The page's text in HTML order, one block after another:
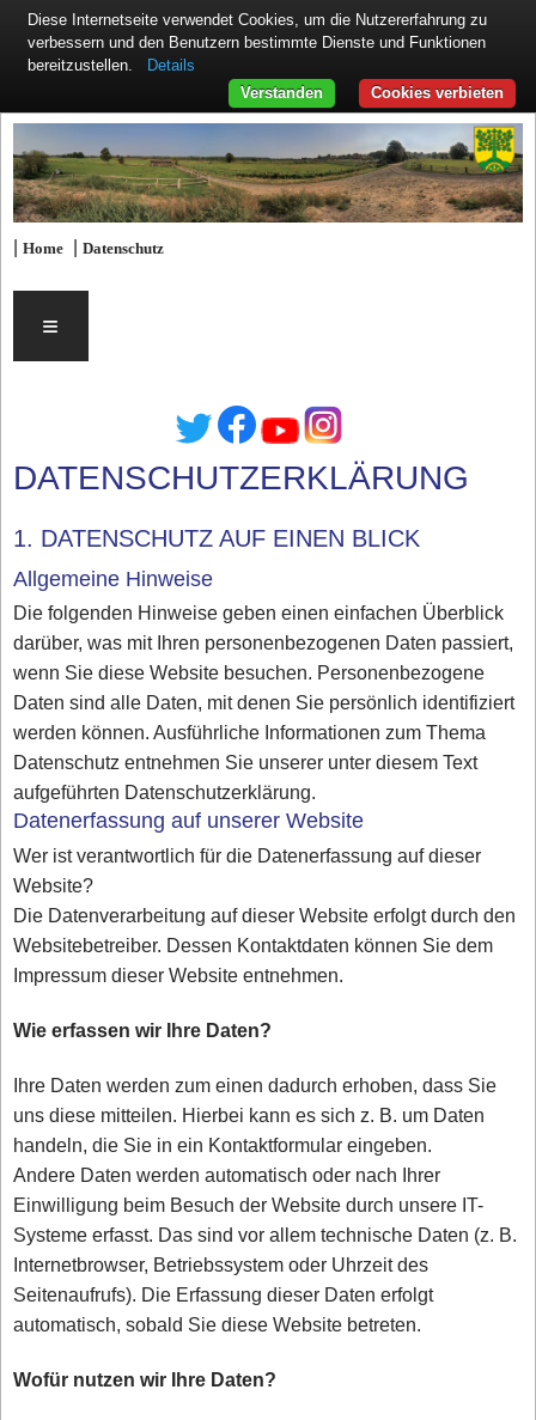
|Home |Datenschutz
≡
DATENSCHUTZERKLÄRUNG
1. DATENSCHUTZ AUF EINEN BLICK
Allgemeine Hinweise
Die folgenden Hinweise geben einen einfachen Überblick
darüber, was mit Ihren personenbezogenen Daten passiert,
wenn Sie diese Website besuchen. Personenbezogene
Daten sind alle Daten, mit denen Sie persönlich identifiziert
werden können. Ausführliche Informationen zum Thema
Datenschutz entnehmen Sie unserer unter diesem Text
aufgeführten Datenschutzerklärung.
Datenerfassung auf unserer Website
Wer ist verantwortlich für die Datenerfassung auf dieser
Website?
Die Datenverarbeitung auf dieser Website erfolgt durch den
Websitebetreiber. Dessen Kontaktdaten können Sie dem
Impressum dieser Website entnehmen.
Wie erfassen wir Ihre Daten?
Ihre Daten werden zum einen dadurch erhoben, dass Sie
uns diese mitteilen. Hierbei kann es sich z. B. um Daten
handeln, die Sie in ein Kontaktformular eingeben.
Andere Daten werden automatisch oder nach Ihrer
Einwilligung beim Besuch der Website durch unsere IT-
Systeme erfasst. Das sind vor allem technische Daten (z. B.
Internetbrowser, Betriebssystem oder Uhrzeit des
Seitenaufrufs). Die Erfassung dieser Daten erfolgt
automatisch, sobald Sie diese Website betreten.
Wofür nutzen wir Ihre Daten?
Diese Internetseite verwendet Cookies, um die Nutzererfahrung zu
verbessern und den Benutzern bestimmte Dienste und Funktionen
bereitzustellen.
Details
Cookies verbieten
Verstanden